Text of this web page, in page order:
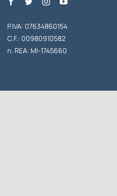
P.IVA: 07634860154
C.F.: 00980910582
n. REA: MI-1745660